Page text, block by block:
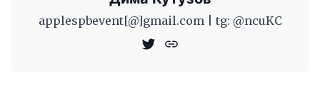
applespbevent[@]gmail.com | tg: @ncuKC